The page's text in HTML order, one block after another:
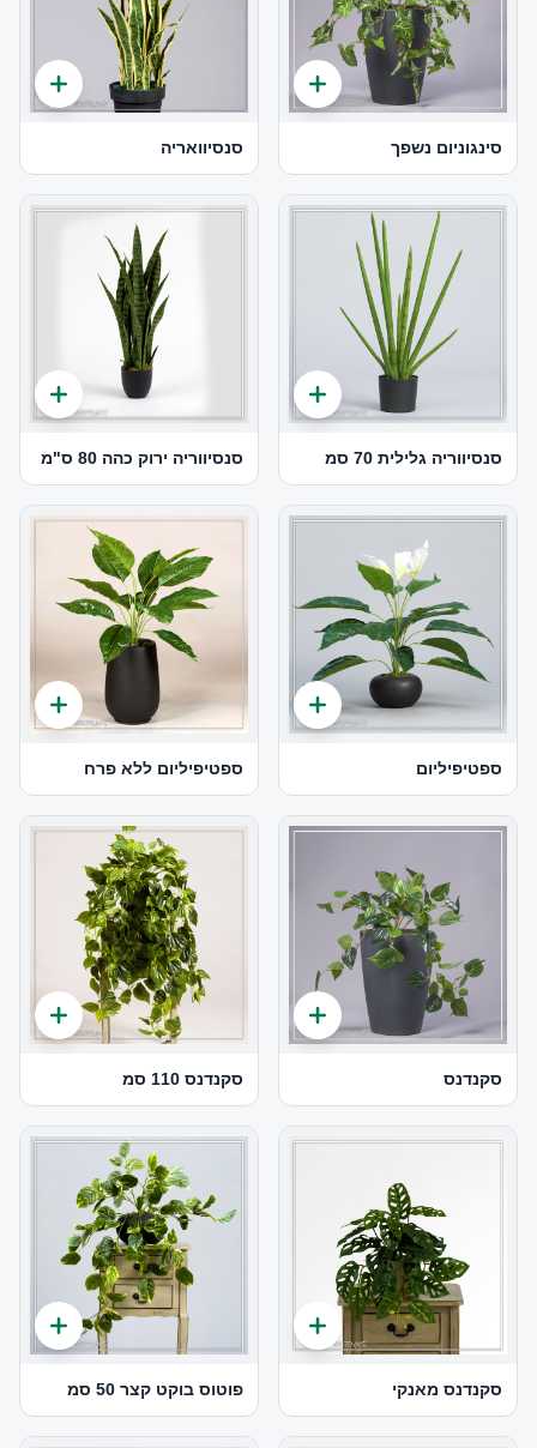
סינגוניום נשפך סנסיוואריה
סנסיווריה גלילית 70 סמ סנסיווריה ירוק כהה 80 ס"מ
ספטיפיליום ספטיפיליום ללא פרח
סקנדנס סקנדנס 110 סמ
סקנדנס מאנקי פוטוס בוקט קצר 50 סמ